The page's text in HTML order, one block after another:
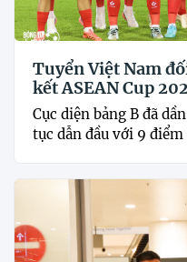
Tuyển Việt Nam
kết ASEAN Cup
Cục diện bảng B đã
tục dẫn đầu với 9